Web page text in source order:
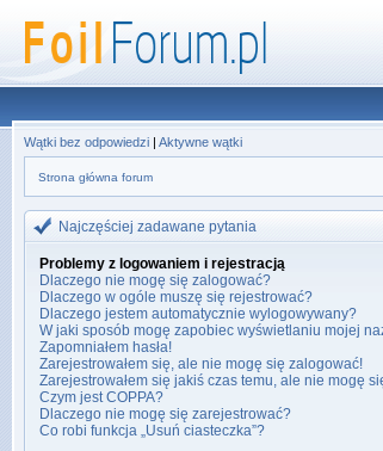
Wątki bez odpowiedzi | Aktywne wątki
Strona główna forum
Najczęściej zadawane pytania
Problemy z logowaniem i rejestracją
Dlaczego nie mogę się zalogować?
Dlaczego w ogóle muszę się rejestrować?
Dlaczego jestem automatycznie wylogowywany?
W jaki sposób mogę zapobiec wyświetlaniu mojej
Zapomniałem hasła!
Zarejestrowałem się, ale nie mogę się zalogować!
Zarejestrowałem się jakiś czas temu, ale nie mogę
Czym jest COPPA?
Dlaczego nie mogę się zarejestrować?
Co robi funkcja „Usuń ciasteczka”?